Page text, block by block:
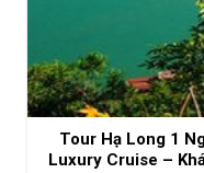
Tour Hạ Long 1
Luxury Cruise –